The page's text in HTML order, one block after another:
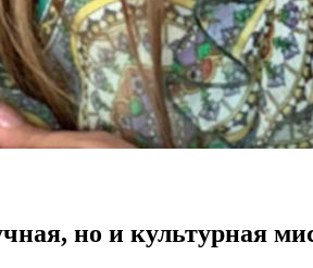
но и культурная